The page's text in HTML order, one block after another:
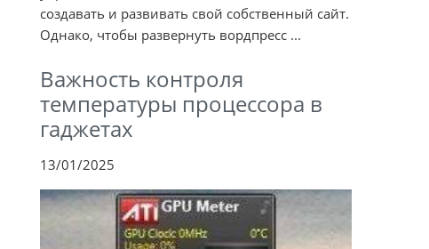
создавать и развивать свой собственный сайт.
Однако, чтобы развернуть вордпресс ...
Важность контроля
температуры процессора в
гаджетах
13/01/2025